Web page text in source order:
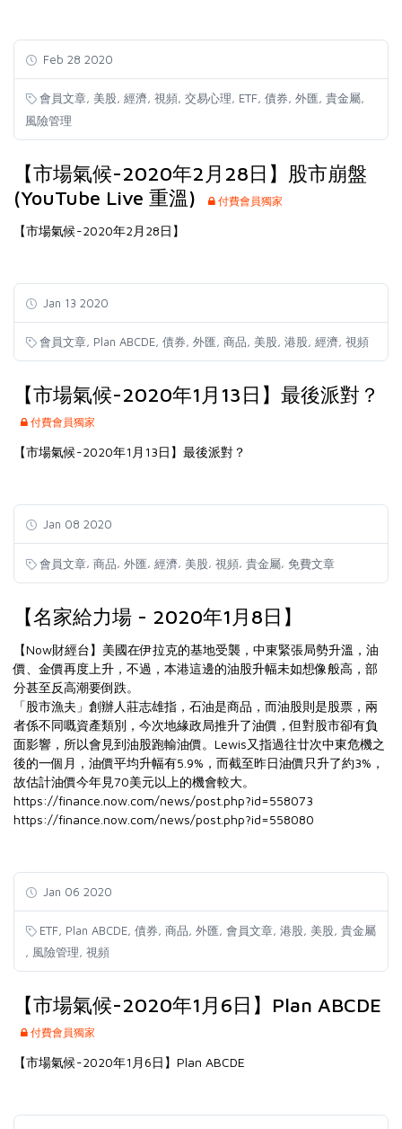
Feb 28 2020
會員文章 美股 經濟 視頻 交易心理 ETF 債券 外匯 貴金屬
風險管理
【市場氣候-2020年2月28日】股市崩盤
(YouTube Live 重溫)
付費會員獨家
【市場氣候-2020年2月28日】
Jan 13 2020
會員文章 Plan ABCDE 債券 外匯 商品 美股 港股 經濟 視頻
【市場氣候-2020年1月13日】最後派對？
付費會員獨家
【市場氣候-2020年1月13日】最後派對？
Jan 08 2020
會員文章, 商品, 外匯, 經濟, 美股, 視頻, 貴金屬, 免費文章
【名家給力場 - 2020年1月8日】
【Now財經台】美國在伊拉克的基地受襲，中東緊張局勢升溫，油
價、金價再度上升，不過，本港這邊的油股升幅未如想像般高，部
分甚至反高潮要倒跌。
「股市漁夫」創辦人莊志雄指，石油是商品，而油股則是股票，兩
者係不同嘅資產類別，今次地緣政局推升了油價，但對股市卻有負
面影響，所以會見到油股跑輸油價。Lewis又指過往廿次中東危機之
後的一個月，油價平均升幅有5.9%，而截至昨日油價只升了約3%，
故估計油價今年見70美元以上的機會較大。
https://finance.now.com/news/post.php?id=558073
https://finance.now.com/news/post.php?id=558080
Jan 06 2020
ETF Plan ABCDE 債券 商品 外匯 會員文章 港股 美股 貴金屬
風險管理 視頻
【市場氣候-2020年1月6日】Plan ABCDE
付費會員獨家
【市場氣候-2020年1月6日】Plan ABCDE